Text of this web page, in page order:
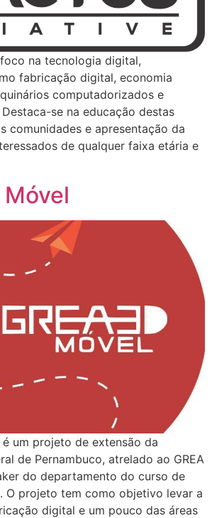
na tecnologia digital,
fabricação digital, economia
computadorizados e
se na educação destas
comunidades e apresentação da
de qualquer faixa etária e
Móvel
é um projeto de extensão da
de Pernambuco, atrelado ao GREA
do departamento do curso de
O projeto tem como objetivo levar a
digital e um pouco das áreas